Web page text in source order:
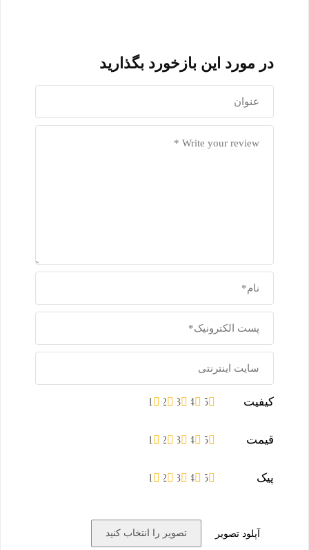
در مورد این بازخورد بگذارید
کیفیت 5
4
3
2
1
قیمت 5
4
3
2
1
پیک 5
4
3
2
1
آپلود تصویر تصویر را انتخاب کنید